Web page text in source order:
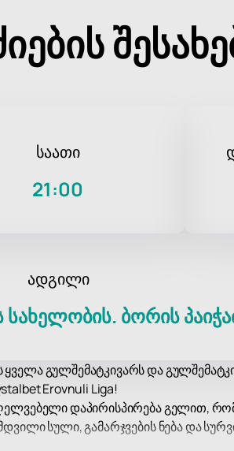
საათი
21:00
ადგილი
ბორის
გულშემატკივარს და
Erovnuli Liga!
დაპირისპირება გელით,
სული, გამარჯვების ნება და